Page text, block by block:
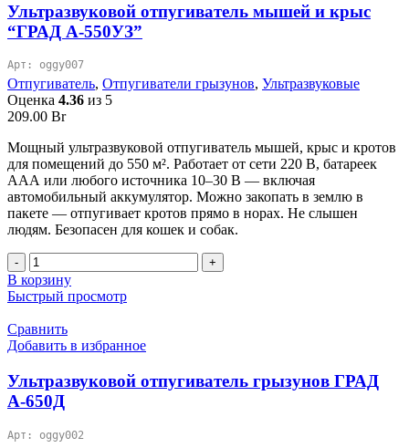
А-1000
ПРО"
Ультразвуковой отпугиватель мышей и крыс
“ГРАД А-550УЗ”
Арт: oggy007
Отпугиватель, Отпугиватели грызунов, Ультразвуковые
Оценка 4.36 из 5
209.00 Br
Мощный ультразвуковой отпугиватель мышей, крыс и кротов
для помещений до 550 м². Работает от сети 220 В, батареек
ААА или любого источника 10–30 В — включая
автомобильный аккумулятор. Можно закопать в землю в
пакете — отпугивает кротов прямо в норах. Не слышен
людям. Безопасен для кошек и собак.
Количество
товара
Ультразвуковой
отпугиватель
мышей
и
А-550УЗ”
В корзину
Быстрый просмотр
Сравнить
Добавить в избранное
Ультразвуковой отпугиватель грызунов ГРАД
А-650Д
Арт: oggy002